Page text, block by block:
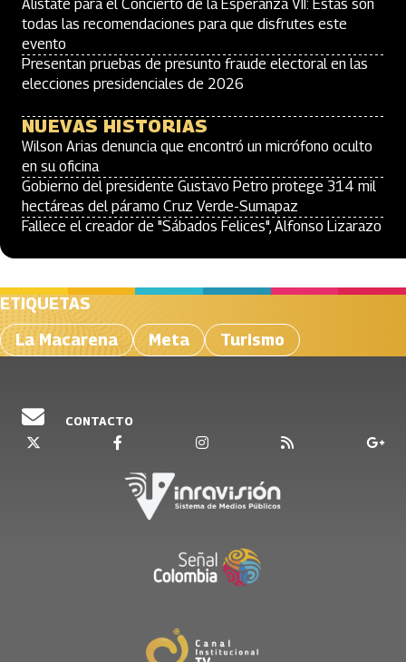
Alístate para el Concierto de la Esperanza VII: Estas son
todas las recomendaciones para que disfrutes este
evento
Presentan pruebas de presunto fraude electoral en las
elecciones presidenciales de 2026
NUEVAS HISTORIAS
Wilson Arias denuncia que encontró un micrófono oculto
en su oficina
Gobierno del presidente Gustavo Petro protege 314 mil
hectáreas del páramo Cruz Verde-Sumapaz
Fallece el creador de "Sábados Felices", Alfonso Lizarazo
ETIQUETAS
La Macarena
Meta Turismo
CONTACTO